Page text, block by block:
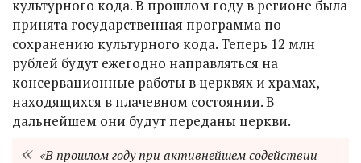
культурного кода. В прошлом году в регионе была
принята государственная программа по
сохранению культурного кода. Теперь 12 млн
рублей будут ежегодно направляться на
консервационные работы в церквях и храмах,
находящихся в плачевном состоянии. В
дальнейшем они будут переданы церкви.
«В прошлом году при активнейшем содействии